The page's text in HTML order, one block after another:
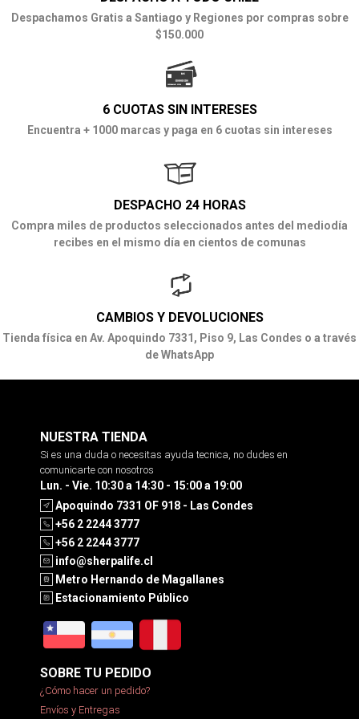
Despachamos Gratis a Santiago y Regiones por compras sobre
$150.000
6 CUOTAS SIN INTERESES
Encuentra + 1000 marcas y paga en 6 cuotas sin intereses
DESPACHO 24 HORAS
Compra miles de productos seleccionados antes del mediodía
recibes en el mismo día en cientos de comunas
CAMBIOS Y DEVOLUCIONES
Tienda física en Av. Apoquindo 7331, Piso 9, Las Condes o a través
de WhatsApp
NUESTRA TIENDA
Si es una duda o necesitas ayuda tecnica, no dudes en
comunicarte con nosotros
Lun. - Vie. 10:30 a 14:30 - 15:00 a 19:00
Apoquindo 7331 OF 918 - Las Condes
+56 2 2244 3777
+56 2 2244 3777
info@sherpalife.cl
Metro Hernando de Magallanes
Estacionamiento Público
SOBRE TU PEDIDO
¿Cómo hacer un pedido?
Envíos y Entregas